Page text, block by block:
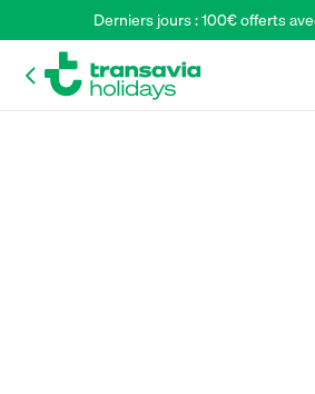
Derniers jours : 100€ offerts